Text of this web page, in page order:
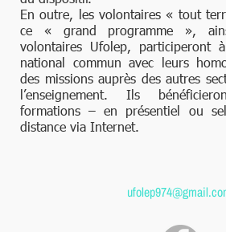
En outre, les volontaires « tout
ce « grand programme »,
volontaires Ufolep, participeront
national commun avec leurs
des missions auprès des autres
l’enseignement. Ils
formations – en présentiel ou
distance via Internet.